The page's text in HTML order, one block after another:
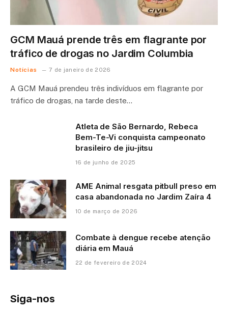
GCM Mauá prende três em flagrante por
tráfico de drogas no Jardim Columbia
Notícias 7 de janeiro de 2026
A GCM Mauá prendeu três indivíduos em flagrante por
tráfico de drogas, na tarde deste…
Atleta de São Bernardo, Rebeca
Bem-Te-Vi conquista campeonato
brasileiro de jiu-jitsu
16 de junho de 2025
AME Animal resgata pitbull preso em
casa abandonada no Jardim Zaíra 4
10 de março de 2026
Combate à dengue recebe atenção
diária em Mauá
22 de fevereiro de 2024
Siga-nos